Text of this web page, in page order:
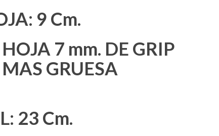
9 Cm.
7 mm. DE GRIP
GRUESA
23 Cm.